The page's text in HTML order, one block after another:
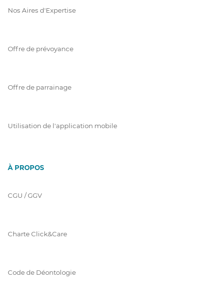
Nos Aires d'Expertise
Offre de prévoyance
Offre de parrainage
Utilisation de l'application mobile
À PROPOS
CGU / GGV
Charte Click&Care
Code de Déontologie